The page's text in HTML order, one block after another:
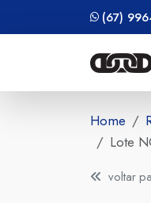
(67)
Home
Lote
voltar